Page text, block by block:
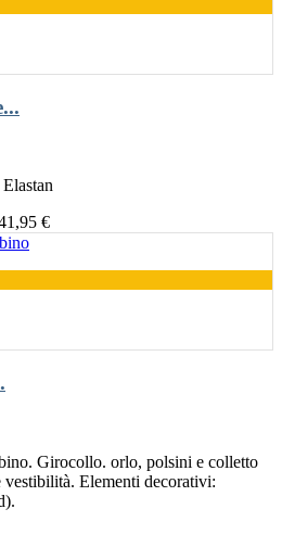
€
Girocollo. orlo, polsini e colletto
Elementi decorativi: